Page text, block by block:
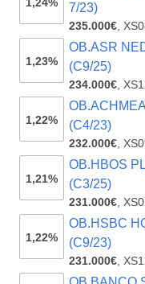
1,24%
7/23)
235.000€,
1,23%
OB.ASR
(C9/25)
234.000€,
1,22%
(C4/23)
232.000€,
1,21%
OB.HBOS
(C3/25)
231.000€,
1,22%
OB.HSBC
(C9/23)
231.000€,